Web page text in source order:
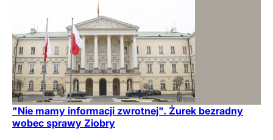
"Nie mamy informacji zwrotnej". Żurek bezradny
wobec sprawy Ziobry